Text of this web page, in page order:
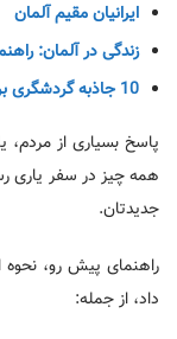
ایرانیان مقیم آلمان
زندگی در آلمان:
10 جاذبه گردشگری برتر در آلمان
پاسخ بسیاری از
همه چیز در سفر یاری
جدیدتان.
راهنمای پیش رو،
داد، از جمله: